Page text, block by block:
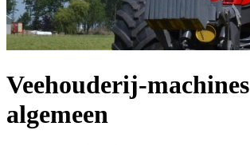
Veehouderij-machines
algemeen